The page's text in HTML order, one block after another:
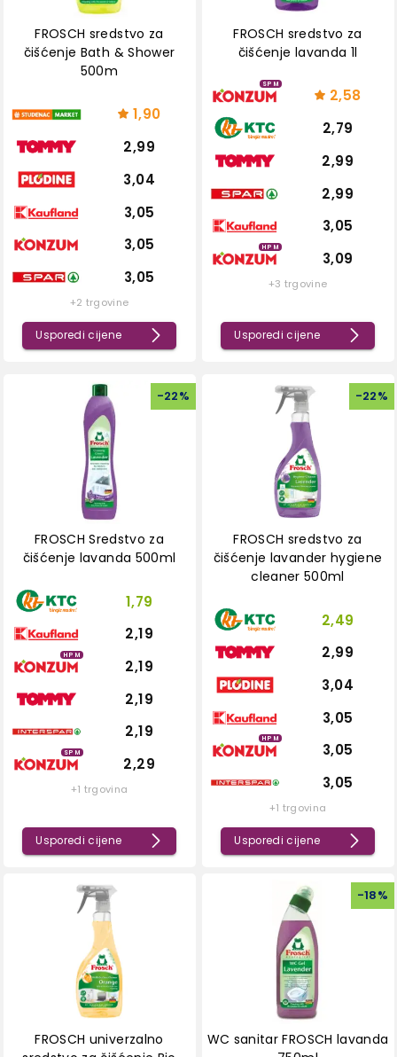
FROSCH sredstvo za
čišćenje Bath & Shower
500m
1,90
2,99
3,04
3,05
3,05
3,05
+2 trgovine
Usporedi cijene
FROSCH sredstvo za
čišćenje lavanda 1l
SPM
2,58
2,79
2,99
2,99
3,05
HPM
3,09
+3 trgovine
Usporedi cijene
-22%
FROSCH Sredstvo za
čišćenje lavanda 500ml
1,79
2,19
HPM
2,19
2,19
2,19
SPM
2,29
+1 trgovina
Usporedi cijene
-22%
FROSCH sredstvo za
čišćenje lavander hygiene
cleaner 500ml
2,49
2,99
3,04
3,05
HPM
3,05
3,05
+1 trgovina
Usporedi cijene
FROSCH univerzalno
-18%
WC sanitar FROSCH lavanda